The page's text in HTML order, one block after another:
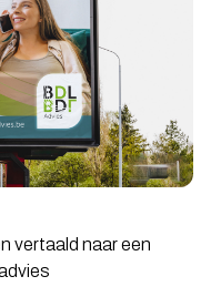
vertaald naar een